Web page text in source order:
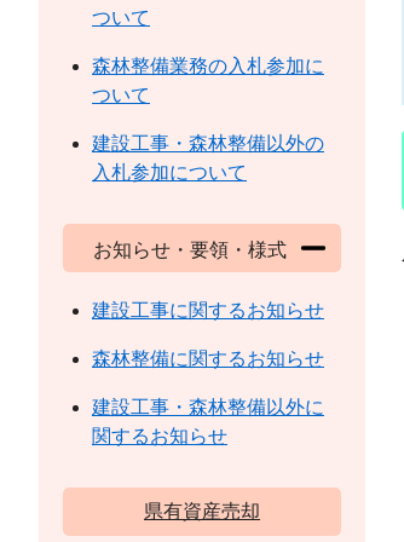
ついて
森林整備業務の入札参加に
ついて
建設工事・森林整備以外の
入札参加について
お知らせ・要領・様式
建設工事に関するお知らせ
森林整備に関するお知らせ
建設工事・森林整備以外に
関するお知らせ
県有資産売却